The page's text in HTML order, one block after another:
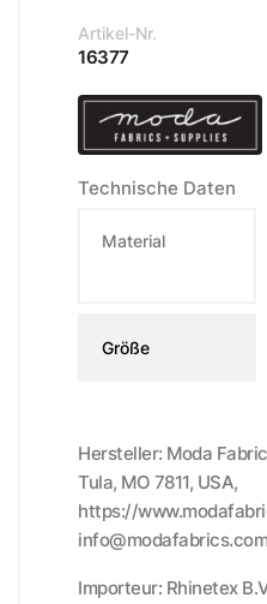
Artikel-Nr.
16377
Technische Daten
Material
Größe
Hersteller: Moda
Tula, MO 7811, USA,
https://
info@modafabrics.com
Importeur: Rhinetex